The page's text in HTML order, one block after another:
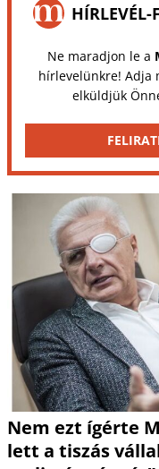
HÍRLEVÉL-
Ne maradjon le a
hírlevelünkre! Adja
elküldjük
Nem ezt ígérte
lett a tiszás